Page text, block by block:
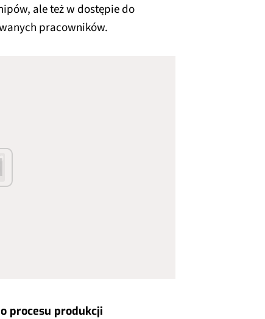
ale też w dostępie do
pracowników.
procesu produkcji